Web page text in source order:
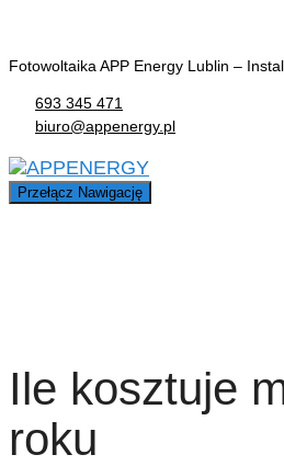
Fotowoltaika APP Energy Lublin –
693 345 471
biuro@appenergy.pl
Przełącz Nawigację
Ile kosztuje
roku